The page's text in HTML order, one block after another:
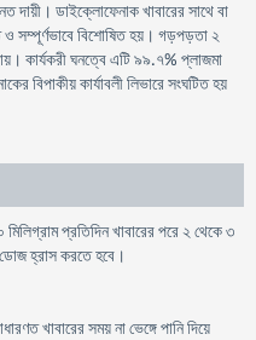
দায়ী। ডাইক্লোফেনাক খাবারের সাথে বা
সম্পূর্ণভাবে বিশোষিত হয়। গড়পড়তা ২
কার্যকরী ঘনত্বে এটি ৯৯.৭% প্লাজমা
বিপাকীয় কার্যাবলী লিভারে সংঘটিত হয়
প্রতিদিন খাবারের পরে ২ থেকে ৩
ডোজ হ্রাস করতে হবে।
খাবারের সময় না ভেঙ্গে পানি দিয়ে